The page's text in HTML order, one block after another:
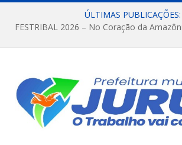
ÚLTIMAS PUBLICAÇÕES: